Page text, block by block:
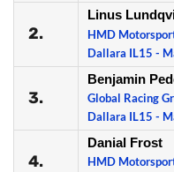
2.
Linus
HMD
Dallara IL15 -
3.
Benjamin
Global Racing
Dallara IL15 -
4.
Danial Frost
HMD